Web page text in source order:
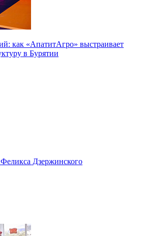
как «АпатитАгро» выстраивает
в Бурятии
Дзержинского